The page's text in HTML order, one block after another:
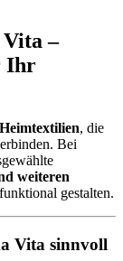
–
Ihr
Heimtextilien, die
Bei
weiteren
gestalten.
Vita sinnvoll